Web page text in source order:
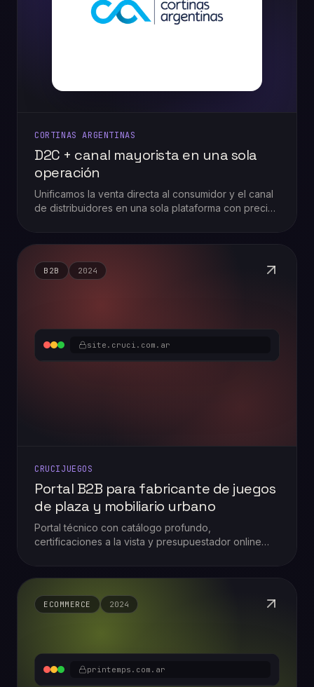
CORTINAS ARGENTINAS
D2C + canal mayorista en una sola
operación
Unificamos la venta directa al consumidor y el canal
de distribuidores en una sola plataforma con precios
site.cruci.com.ar
B2B 2024
CRUCIJUEGOS
Portal B2B para fabricante de juegos
de plaza y mobiliario urbano
Portal técnico con catálogo profundo,
certificaciones a la vista y presupuestador online
printemps.com.ar
ECOMMERCE 2024